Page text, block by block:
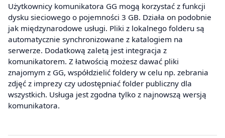
Użytkownicy komunikatora GG mogą korzystać z funkcji
dysku sieciowego o pojemności 3 GB. Działa on podobnie
jak międzynarodowe usługi. Pliki z lokalnego folderu są
automatycznie synchronizowane z katalogiem na
serwerze. Dodatkową zaletą jest integracja z
komunikatorem. Z łatwością możesz dawać pliki
znajomym z GG, współdzielić foldery w celu np. zebrania
zdjęć z imprezy czy udostępniać folder publiczny dla
wszystkich. Usługa jest zgodna tylko z najnowszą wersją
komunikatora.